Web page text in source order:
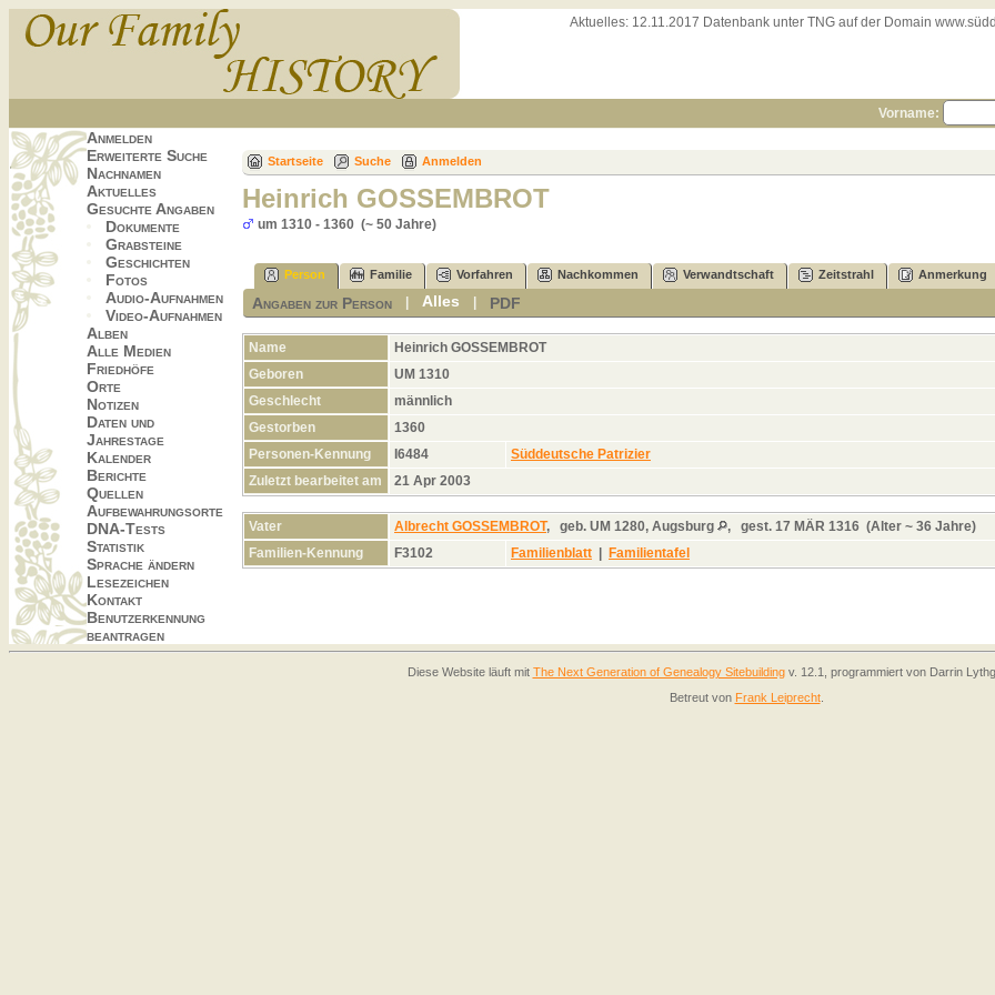
Aktuelles: 12.11.2017 Datenbank unter TNG auf der Domain
Vorname:
Anmelden
Erweiterte Suche
Nachnamen
Aktuelles
Gesuchte Angaben
Dokumente
Grabsteine
Geschichten
Fotos
Audio-Aufnahmen
Video-Aufnahmen
Alben
Alle Medien
Friedhöfe
Orte
Notizen
Daten und
Jahrestage
Kalender
Berichte
Quellen
Aufbewahrungsorte
DNA-Tests
Statistik
Sprache ändern
Lesezeichen
Kontakt
Benutzerkennung
beantragen
Startseite Suche Anmelden
Heinrich GOSSEMBROT
um 1310 - 1360 (~ 50 Jahre)
Person Familie Vorfahren Nachkommen Verwandtschaft Zeitstrahl Anmerkung
Angaben zur Person |Alles PDF
Name Heinrich GOSSEMBROT
Geboren
UM 1310
Geschlecht
männlich
Gestorben
1360
Personen-Kennung
I6484
Süddeutsche Patrizier
Zuletzt bearbeitet am
21 Apr 2003
Vater Albrecht GOSSEMBROT, geb. UM 1280, Augsburg , gest. 17 MÄR 1316 (Alter ~ 36 Jahre)
Familien-Kennung
F3102 Familienblatt | Familientafel
Diese Website läuft mit The Next Generation of Genealogy Sitebuildingv. 12.1, programmiert von Darrin
Betreut von Frank Leiprecht.